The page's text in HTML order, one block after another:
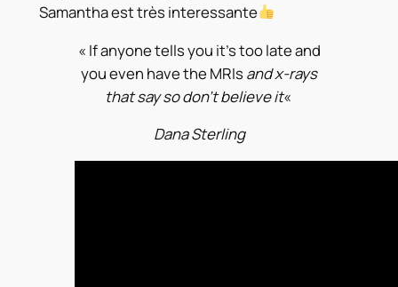
Samantha est très interessante
« If anyone tells you it’s too late and
you even have the MRIs and x-rays
that say so don’t believe it«
Dana Sterling